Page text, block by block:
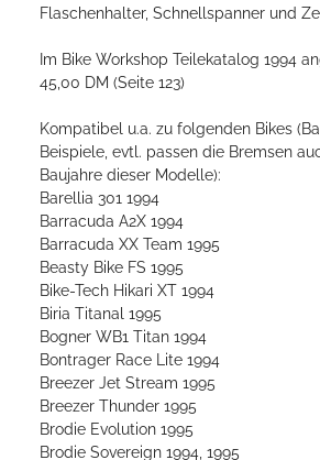
Flaschenhalter, Schnellspanner und
Im Bike Workshop Teilekatalog 1994
45,00 DM (Seite 123)
Kompatibel u.a. zu folgenden Bikes
Beispiele, evtl. passen die Bremsen
Baujahre dieser Modelle):
Barellia 301 1994
Barracuda A2X 1994
Barracuda XX Team 1995
Beasty Bike FS 1995
Bike-Tech Hikari XT 1994
Biria Titanal 1995
Bogner WB1 Titan 1994
Bontrager Race Lite 1994
Breezer Jet Stream 1995
Breezer Thunder 1995
Brodie Evolution 1995
Brodie Sovereign 1994, 1995